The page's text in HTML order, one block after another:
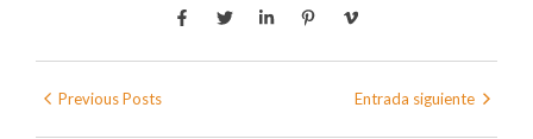
Previous Posts Entrada siguiente